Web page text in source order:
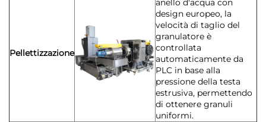
Pellettizzazione
anello d'acqua con
design europeo, la
velocità di taglio del
granulatore è
controllata
automaticamente da
PLC in base alla
pressione della testa
estrusiva, permettendo
di ottenere granuli
uniformi.